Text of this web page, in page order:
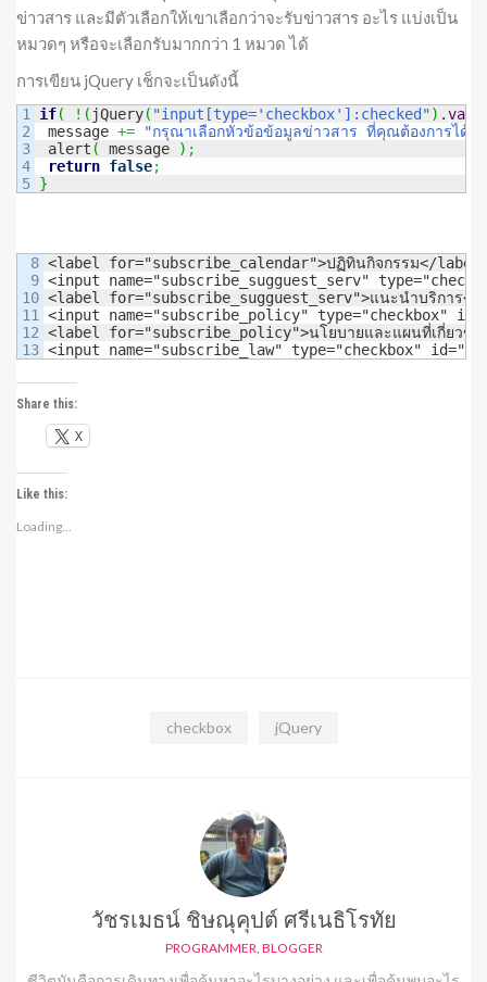
ข่าวสาร และมีตัวเลือกให้เขาเลือกว่าจะรับข่าวสาร อะไร แบ่งเป็น
หมวดๆ หรือจะเลือกรับมากกว่า 1 หมวด ได้
การเขียน jQuery เช็กจะเป็นดังนี้
1
2
3
4
if( ! ( jQuery( "input[type='checkbox']:checked") .val
message +=
"กรุณาเลือกหัวข้อข้อมูลข่าวสาร ที่คุณต้องการได้
alert ( message ) ;
return false;
}
8
9
10
11
12
<label for="subscribe_calendar">ปฏิทินกิจกรรม</
<input name="subscribe_sugguest_serv"
<label for="subscribe_sugguest_serv">แนะนำบริการ</
<input name="subscribe_policy" type="checkbox"
<label for="subscribe_policy">นโยบายและแผนที่เกี่ยวข้
<input name="subscribe_law" type="checkbox"
Share this:
X
Like this:
Loading...
checkbox jQuery
วัชรเมธน์ ชิษณุคุปต์ ศรีเนธิโรทัย
PROGRAMMER, BLOGGER